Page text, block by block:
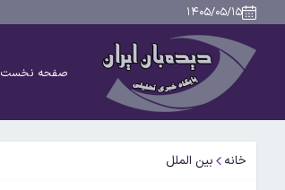
۱۴۰۵/۰۵/۱۵
صفحه نخست
خانه بین الملل